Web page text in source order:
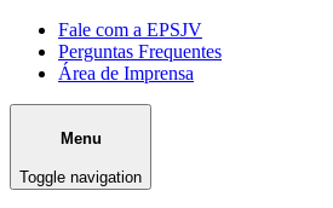
Fale com a EPSJV
Perguntas Frequentes
Área de Imprensa
Menu
Toggle navigation